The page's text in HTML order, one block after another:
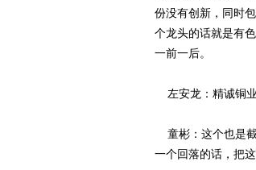
份没有创新，同时
个龙头的话就是有
一前一后。
左安龙：精诚铜
童彬：这个也是
一个回落的话，把